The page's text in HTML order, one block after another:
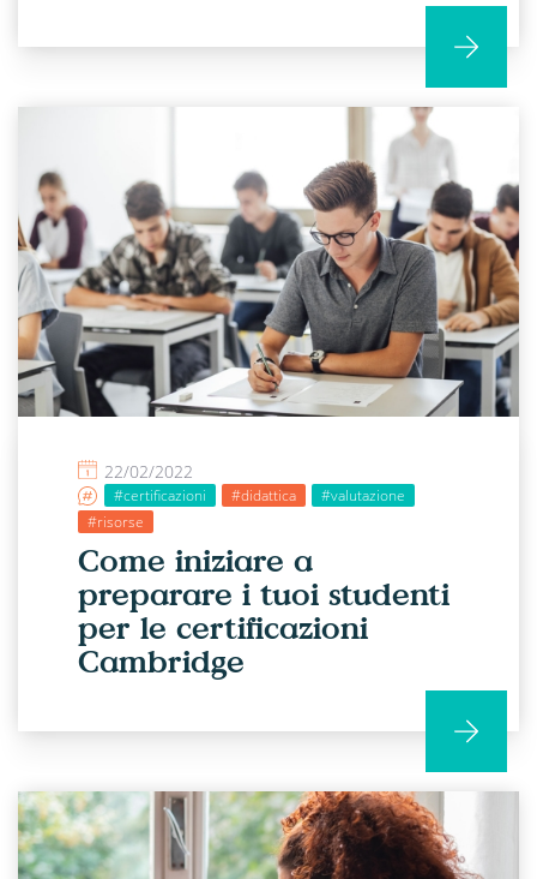
22/02/2022
#certificazioni #didattica
#valutazione
#risorse
Come iniziare a
preparare i tuoi studenti
per le certificazioni
Cambridge